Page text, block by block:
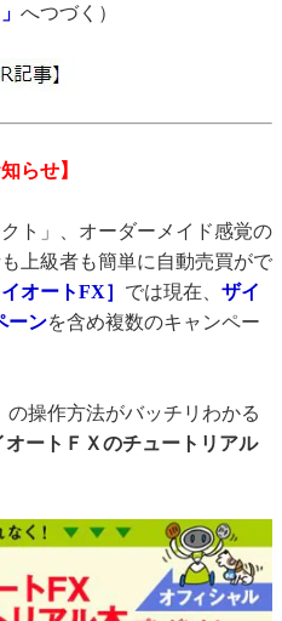
へつづく）
らせ】
ト」、オーダーメイド感覚の
上級者も簡単に自動売買がで
オートFX］ では現在、 ザイ
ーンを含め複数のキャンペー
の操作方法がバッチリわかる
オートＦＸのチュートリアル